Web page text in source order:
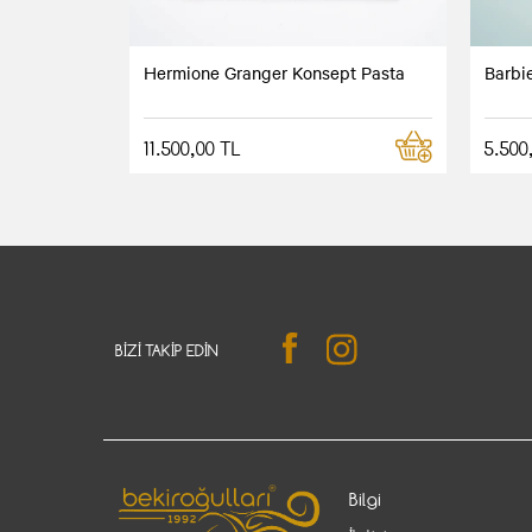
Hermione Granger Konsept Pasta
11.500,00 TL
BIZI TAKIP EDIN
Bilgi